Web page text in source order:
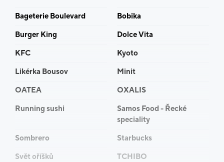
Bageterie Boulevard
Bobika
Burger King
Dolce Vita
KFC
Kyoto
Likérka Bousov
Minit
OATEA
OXALIS
Running sushi
Samos Food - Řecké
speciality
Sombrero
Starbucks
Svět oříšků
TCHIBO